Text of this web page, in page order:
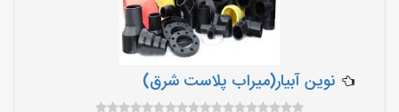
نوین آبیار(میراب پلاست شرق)